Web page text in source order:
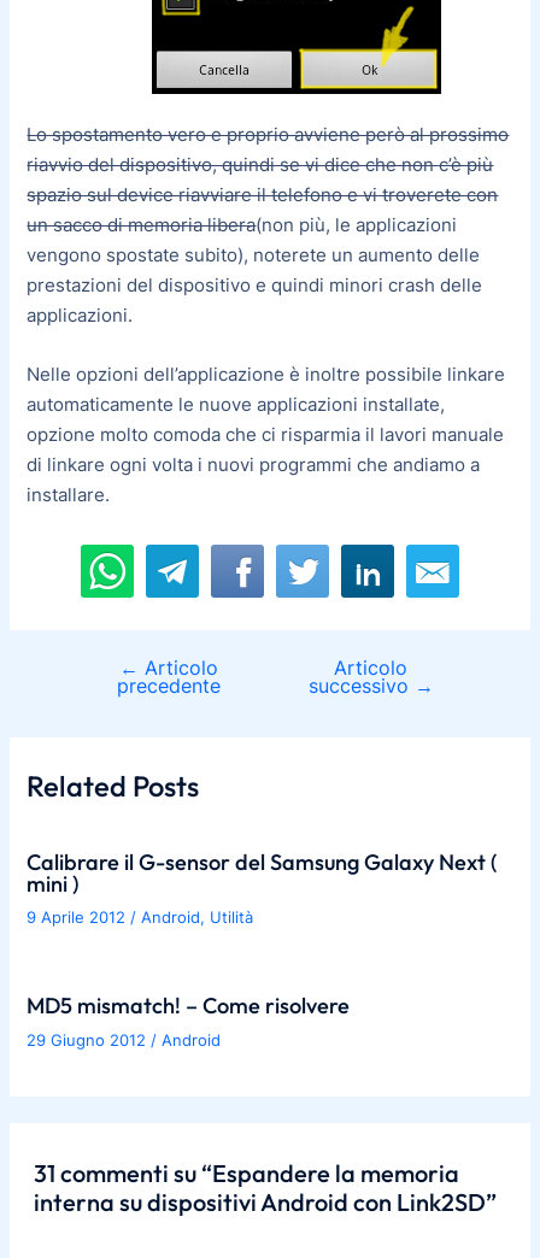
Lo spostamento vero e proprio avviene però al prossimo
riavvio del dispositivo, quindi se vi dice che non c’è più
spazio sul device riavviare il telefono e vi troverete con
un sacco di memoria libera(non più, le applicazioni
vengono spostate subito), noterete un aumento delle
prestazioni del dispositivo e quindi minori crash delle
applicazioni.
Nelle opzioni dell’applicazione è inoltre possibile linkare
automaticamente le nuove applicazioni installate,
opzione molto comoda che ci risparmia il lavori manuale
di linkare ogni volta i nuovi programmi che andiamo a
installare.
← Articolo
precedente
Articolo
successivo →
Related Posts
Calibrare il G-sensor del Samsung Galaxy Next (
mini )
9 Aprile 2012/Android, Utilità
MD5 mismatch! – Come risolvere
29 Giugno 2012 /Android
31 commenti su “Espandere la memoria
interna su dispositivi Android con Link2SD”